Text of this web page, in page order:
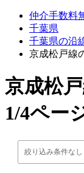
仲介手数料
千葉県
千葉県の沿
京成松戸線
京成松
1/4ペー
絞り込み条件なし